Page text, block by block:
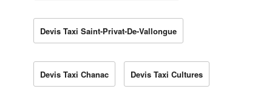
Devis Taxi Saint-Privat-De-Vallongue
Devis Taxi Chanac Devis Taxi Cultures